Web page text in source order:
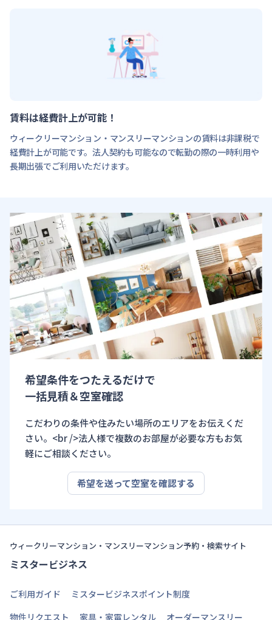
賃料は経費計上が可能！
ウィークリーマンション・マンスリーマンションの賃料は非課税で
経費計上が可能です。法人契約も可能なので転勤の際の一時利用や
長期出張でご利用いただけます。
希望条件をつたえるだけで
一括見積＆空室確認
こだわりの条件や住みたい場所のエリアをお伝えくだ
さい。<br />法人様で複数のお部屋が必要な方もお気
軽にご相談ください。
希望を送って空室を確認する
ウィークリーマンション・マンスリーマンション予約・検索サイト
ミスタービジネス
ご利用ガイド
ミスタービジネスポイント制度
物件リクエスト
家具・家電レンタル オーダーマンスリー